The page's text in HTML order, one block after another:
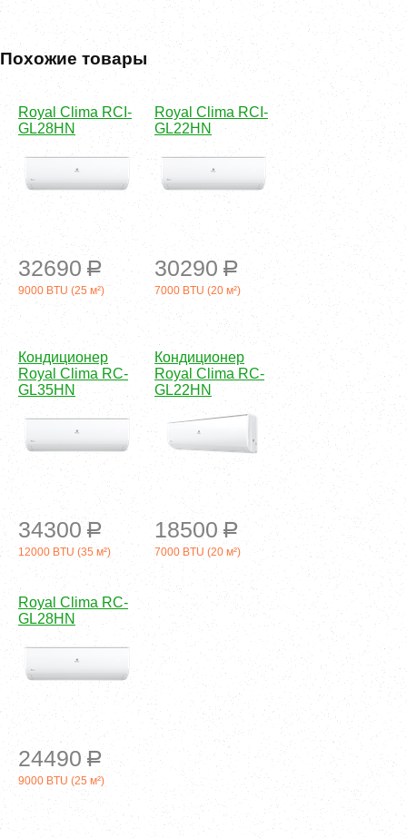
Похожие товары
Royal Clima RCI-
GL28HN
32690 a
9000 BTU (25 м²)
Royal Clima RCI-
GL22HN
30290 a
7000 BTU (20 м²)
Кондиционер
Royal Clima RC-
GL35HN
34300 a
12000 BTU (35 м²)
Кондиционер
Royal Clima RC-
GL22HN
18500 a
7000 BTU (20 м²)
Royal Clima RC-
GL28HN
24490 a
9000 BTU (25 м²)